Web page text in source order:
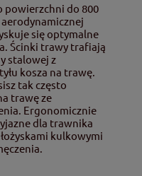
powierzchni do 800
się optymalne
Ścinki trawy trafiają
stalowej z
kosza na trawę.
tak często
trawę ze
Ergonomicznie
dla trawnika
kulkowymi